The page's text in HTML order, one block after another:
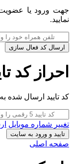
جهت ورود یا
نمایید.
ارسال کد فعال سازی
احراز کد
کد تایید ارسال شده
تغییر شماره موبایل
تایید و ورود به سایت
صفحه اصلی